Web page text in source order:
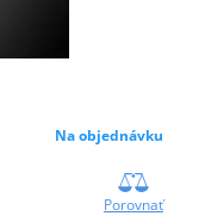
Na objednávku
Porovnať